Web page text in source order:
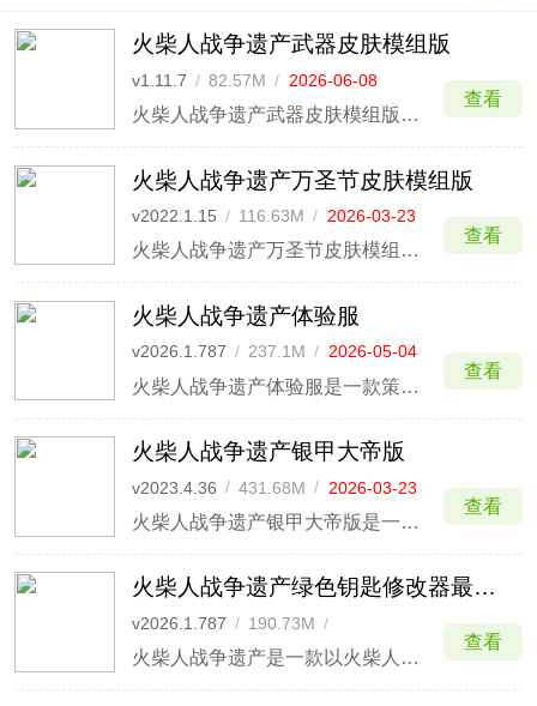
火柴人战争遗产武器皮肤模组版
v1.11.7 / 82.57M / 2026-06-08
火柴人战争遗产武器皮肤模组版是一款集火柴人皮肤于一体的修改版本，为玩家带来全新的游戏体验。在这个版本中，玩家将能够体验到各种皮肤，每种皮肤都拥有独特的外观设计和额外的加成效果。
查看
火柴人战争遗产万圣节皮肤模组版
v2022.1.15 / 116.63M / 2026-03-23
火柴人战争遗产万圣节皮肤模组版是一款由火柴人战争遗产改版而来的全新游戏版本。该版本将为玩家带来前所未有的游戏体验。在这个版本中，玩家将能够尽情享受到万圣节的狂欢氛围，感受到恐怖与惊喜的交织。
查看
火柴人战争遗产体验服
v2026.1.787 / 237.1M / 2026-05-04
火柴人战争遗产体验服是一款策略塔防+角色扮演类手游，其凭借着火柴人简约的画风设计，创意烧脑的塔防策略，即便到现在该游戏依然非常火爆。该游戏画面场景采用2D卡通画风展示，给予玩家不一样的视觉冲击感，激起你的战斗激情。
查看
火柴人战争遗产银甲大帝版
v2023.4.36 / 431.68M / 2026-03-23
火柴人战争遗产银甲大帝版是一款非常讲究战术的策略放置手游，这里的银甲大帝由于翻译的原因也叫被做银角大王，是游戏中的一个强力兵种模组，由热心玩家自行制作。玩家可以通过游戏的内置MOD模组，实现无条件召唤银甲大帝，亲测有效。
查看
火柴人战争遗产绿色钥匙修改器最新版
v2026.1.787 / 190.73M /
2026-05-04
火柴人战争遗产是一款以火柴人为题材衍生的战争类动作手游，该游戏的画风极为的简洁，但是玩法却十分的极具趣味性和挑战性，在游戏中玩家将扮演一个火柴人，你需培养自己的队伍以此来争夺强大的战斗领土，因此在这个过程中你不仅要每时每刻的培养军队队伍，而且你还要建造许许多多的塔防建筑，从
查看